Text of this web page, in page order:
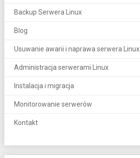
Backup Serwera Linux
Blog
Usuwanie awarii i naprawa serwera Linux
Administracja serwerami Linux
Instalacja i migracja
Monitorowanie serwerów
Kontakt